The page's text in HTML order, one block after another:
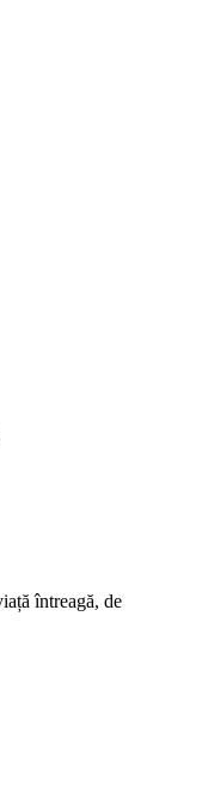
întreagă, de